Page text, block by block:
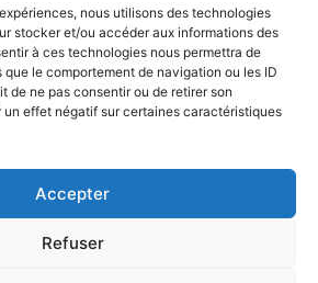
nous utilisons des technologies
stocker et/ou accéder aux informations des
à ces technologies nous permettra de
le comportement de navigation ou les ID
de ne pas consentir ou de retirer son
effet négatif sur certaines caractéristiques
Accepter
Refuser
Contrepoints